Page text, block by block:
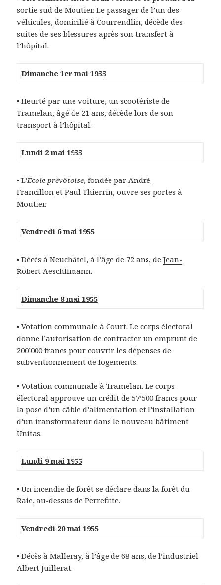
sortie sud de Moutier. Le passager de l’un des
véhicules, domicilié à Courrendlin, décède des
suites de ses blessures après son transfert à
l’hôpital.
Dimanche 1er mai 1955
▪ Heurté par une voiture, un scootériste de
Tramelan, âgé de 21 ans, décède lors de son
transport à l’hôpital.
Lundi 2 mai 1955
▪ L’École prévôtoise, fondée parAndré
Francillon etPaul Thierrin, ouvre ses portes à
Moutier.
Vendredi 6 mai 1955
▪ Décès à Neuchâtel, à l’âge de 72 ans, deJean-
Robert Aeschlimann.
Dimanche 8 mai 1955
▪ Votation communale à Court. Le corps électoral
donne l’autorisation de contracter un emprunt de
200’000 francs pour couvrir les dépenses de
subventionnement de logements.
▪ Votation communale à Tramelan. Le corps
électoral approuve un crédit de 57’500 francs pour
la pose d’un câble d’alimentation et l’installation
d’un transformateur dans le nouveau bâtiment
Unitas.
Lundi 9 mai 1955
▪ Un incendie de forêt se déclare dans la forêt du
Raie, au-dessus de Perrefitte.
Vendredi 20 mai 1955
▪ Décès à Malleray, à l’âge de 68 ans, de l’industriel
Albert Juillerat.